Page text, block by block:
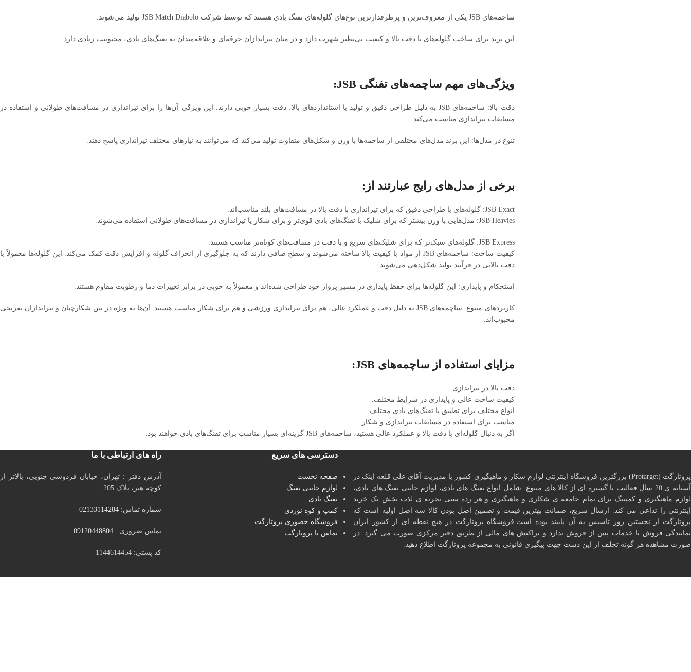
ساچمه‌های JSB یکی از معروف‌ترین و پرطرفدارترین نوع‌های گلوله‌های تفنگ بادی هستند که توسط شرکت JSB Match Diabolo تولید می‌شوند.
این برند برای ساخت گلوله‌های با دقت بالا و کیفیت بی‌نظیر شهرت دارد و در میان تیراندازان حرفه‌ای و علاقه‌مندان به تفنگ‌های بادی، محبوبیت زیادی دارد.
ویژگی‌های مهم ساچمه‌های تفنگی JSB:
دقت بالا: ساچمه‌های JSB به دلیل طراحی دقیق و تولید با استانداردهای بالا، دقت بسیار خوبی دارند. این ویژگی آن‌ها را برای تیراندازی در مسافت‌های طولانی و استفاده در
مسابقات تیراندازی مناسب می‌کند.
تنوع در مدل‌ها: این برند مدل‌های مختلفی از ساچمه‌ها با وزن و شکل‌های متفاوت تولید می‌کند که می‌توانند به نیازهای مختلف تیراندازی پاسخ دهند.
برخی از مدل‌های رایج عبارتند از:
JSB Exact: گلوله‌های با طراحی دقیق که برای تیراندازی با دقت بالا در مسافت‌های بلند مناسب‌اند.
JSB Heavies: مدل‌هایی با وزن بیشتر که برای شلیک با تفنگ‌های بادی قوی‌تر و برای شکار یا تیراندازی در مسافت‌های طولانی استفاده می‌شوند.
JSB Express: گلوله‌های سبک‌تر که برای شلیک‌های سریع و با دقت در مسافت‌های کوتاه‌تر مناسب هستند.
کیفیت ساخت: ساچمه‌های JSB از مواد با کیفیت بالا ساخته می‌شوند و سطح صافی دارند که به جلوگیری از انحراف گلوله و افزایش دقت کمک می‌کند. این گلوله‌ها معمولاً با
دقت بالایی در فرآیند تولید شکل‌دهی می‌شوند.
استحکام و پایداری: این گلوله‌ها برای حفظ پایداری در مسیر پرواز خود طراحی شده‌اند و معمولاً به خوبی در برابر تغییرات دما و رطوبت مقاوم هستند.
کاربردهای متنوع: ساچمه‌های JSB به دلیل دقت و عملکرد عالی، هم برای تیراندازی ورزشی و هم برای شکار مناسب هستند. آن‌ها به ویژه در بین شکارچیان و تیراندازان تفریحی
محبوب‌اند.
مزایای استفاده از ساچمه‌های JSB:
دقت بالا در تیراندازی.
کیفیت ساخت عالی و پایداری در شرایط مختلف.
انواع مختلف برای تطبیق با تفنگ‌های بادی مختلف.
مناسب برای استفاده در مسابقات تیراندازی و شکار.
اگر به دنبال گلوله‌ای با دقت بالا و عملکرد عالی هستید، ساچمه‌های JSB گزینه‌ای بسیار مناسب برای تفنگ‌های بادی خواهند بود.
پروتارگت (Protarget) بزرگترین فروشگاه اینترنتی لوازم شکار و ماهیگیری کشور با مدیریت آقای علی قلعه اینک در
آستانه ی 20 سال فعالیت با گستره ای از کالا های متنوع شامل انواع تفنگ های بادی، لوازم جانبی تفنگ های بادی،
لوازم ماهیگیری و کمپینگ برای تمام جامعه ی شکاری و ماهیگیری و هر رده سنی تجربه ی لذت بخش یک خرید
اینترنتی را تداعی می کند. ارسال سریع، ضمانت بهترین قیمت و تضمین اصل بودن کالا سه اصل اولیه است که
پروتارگت از نخستین روز تاسیس به آن پایبند بوده است.فروشگاه پروتارگت در هیچ نقطه ای از کشور ایران
نمایندگی فروش یا خدمات پس از فروش ندارد و تراکنش های مالی از طریق دفتر مرکزی صورت می گیرد .در
صورت مشاهده هر گونه تخلف از این دست جهت پیگیری قانونی به مجموعه پروتارگت اطلاع دهید.
دسترسی های سریع
صفحه نخست
لوازم جانبی تفنگ
تفنگ بادی
کمپ و کوه نوردی
فروشگاه حضوری پروتارگت
تماس با پروتارگت
راه های ارتباطی با ما
آدرس دفتر : تهران، خیابان فردوسی جنوبی، بالاتر از
کوچه هنر، پلاک 205
شماره تماس:02133114284
تماس ضروری :09120448804
کد پستی: 1144614454